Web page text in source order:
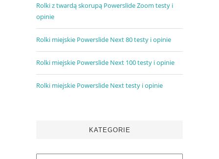
Rolki z twardą skorupą Powerslide Zoom testy i
opinie
Rolki miejskie Powerslide Next 80 testy i opinie
Rolki miejskie Powerslide Next 100 testy i opinie
Rolki miejskie Powerslide Next testy i opinie
KATEGORIE